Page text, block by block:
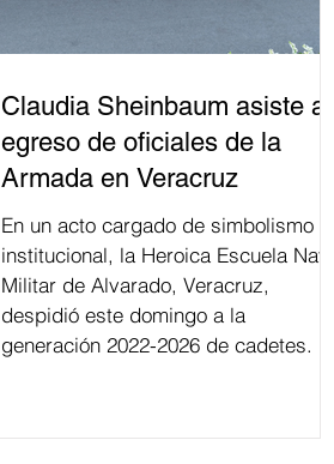
Claudia Sheinbaum asiste a
egreso de oficiales de la
Armada en Veracruz
En un acto cargado de simbolismo
institucional, la Heroica Escuela Naval
Militar de Alvarado, Veracruz,
despidió este domingo a la
generación 2022-2026 de cadetes.